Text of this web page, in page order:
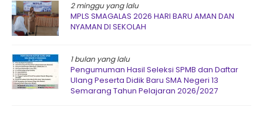
2 minggu yang lalu
MPLS SMAGALAS 2026 HARI BARU AMAN DAN
NYAMAN DI SEKOLAH
1 bulan yang lalu
Pengumuman Hasil Seleksi SPMB dan Daftar
Ulang Peserta Didik Baru SMA Negeri 13
Semarang Tahun Pelajaran 2026/2027